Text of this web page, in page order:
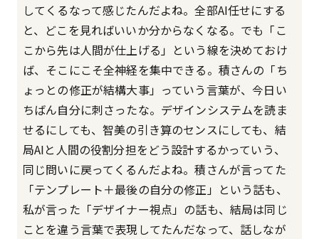
してくるなって感じたんだよね。全部AI任せにする
と、どこを見ればいいか分からなくなる。でも「こ
こから先は人間が仕上げる」という線を決めておけ
ば、そこにこそ全神経を集中できる。積さんの「ち
ょっとの修正が結構大事」っていう言葉が、今日い
ちばん自分に刺さったな。デザインシステムを読ま
せるにしても、智美の引き算のセンスにしても、結
局AIと人間の役割分担をどう設計するかっていう、
同じ問いに戻ってくるんだよね。積さんが言ってた
「テンプレート＋最後の自分の修正」という話も、
私が言った「デザイナー視点」の話も、結局は同じ
ことを違う言葉で表現してたんだなって、話しなが